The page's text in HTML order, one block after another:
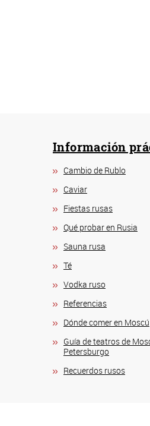
Información
Cambio de Rublo
Caviar
Fiestas rusas
Qué probar en Rusia
Sauna rusa
Té
Vodka ruso
Referencias
Dónde comer en Moscú
Guía de teatros de
Petersburgo
Recuerdos rusos